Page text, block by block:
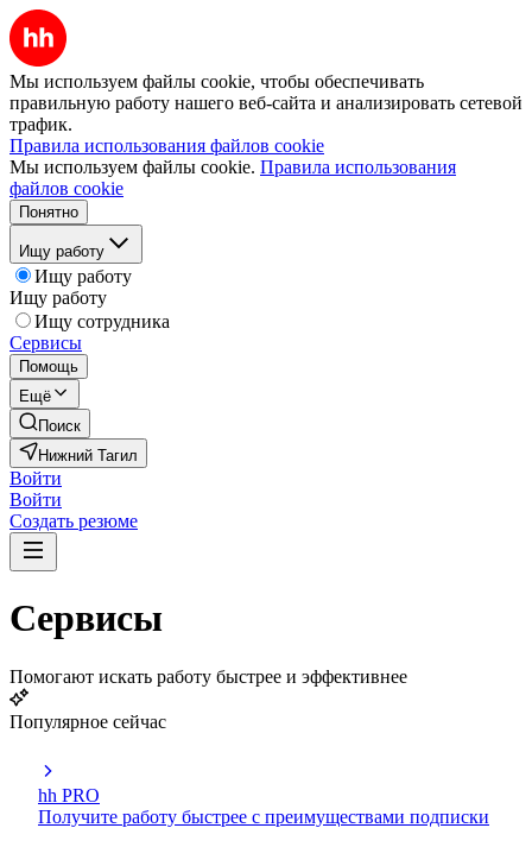
Мы используем файлы cookie, чтобы обеспечивать
правильную работу нашего веб-сайта и анализировать сетевой
трафик.
Правила использования файлов cookie
Мы используем файлы cookie. Правила использования
файлов cookie
Понятно
Ищу работу
Ищу работу
Ищу работу
Ищу сотрудника
Сервисы
Помощь
Ещё
Поиск
Нижний Тагил
Войти
Войти
Создать резюме
Сервисы
Помогают искать работу быстрее и эффективнее
Популярное сейчас
hh PRO
Получите работу быстрее с преимуществами подписки